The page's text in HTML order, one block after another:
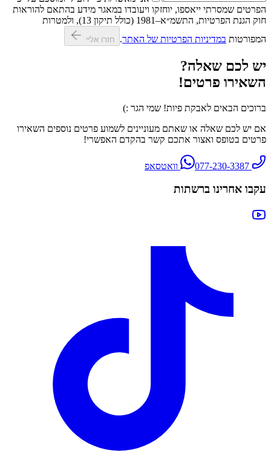
הפרטים שמסרתי ייאספו, יוחזקו ויעובדו במאגר מידע בהתאם להוראות
חוק הגנת הפרטיות, התשמ״א–1981 (כולל תיקון 13), ולמטרות
המפורטות במדיניות הפרטיות של האתר. חזרו אליי
יש לכם שאלה?
השאירו פרטים!
ברוכים הבאים לאבקת פיות! שמי הגר :)
אם יש לכם שאלה או שאתם מעוניינים לשמוע פרטים נוספים השאירו
פרטים בטופס ואצור אתכם קשר בהקדם האפשרי!
077-230-3387 וואטסאפ
עקבו אחרינו ברשתות